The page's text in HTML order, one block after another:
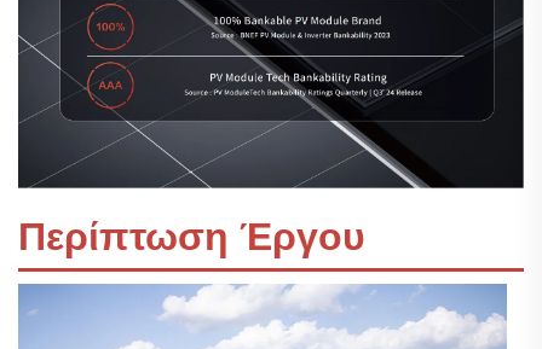
Περίπτωση Έργου